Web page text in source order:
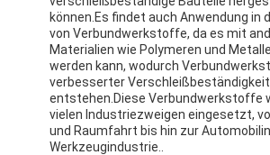
können.Es findet auch Anwendung in
von Verbundwerkstoffe, da es mit
Materialien wie Polymeren und
werden kann, wodurch
verbesserter Verschleißbeständigkeit
entstehen.Diese Verbundwerkstoffe
vielen Industriezweigen eingesetzt,
und Raumfahrt bis hin zur
Werkzeugindustrie..